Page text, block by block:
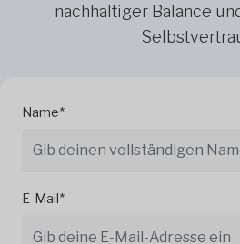
nachhaltiger Balance
Name*
E-Mail*